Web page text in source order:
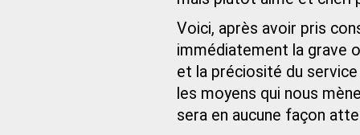
Voici, après avoir pris
immédiatement la grave
et la préciosité du
les moyens qui nous
sera en aucune façon